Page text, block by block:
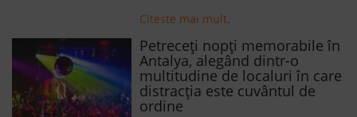
Citeste mai mult.
Petreceți nopți memorabile în
Antalya, alegând dintr-o
multitudine de localuri în care
distracția este cuvântul de
ordine